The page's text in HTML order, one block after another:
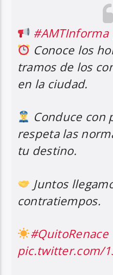
#AMTInforma
Conoce los
tramos de los
en la ciudad.
Conduce con
respeta las
tu destino.
Juntos
contratiempos.
#QuitoRenace
pic.twitter.com/